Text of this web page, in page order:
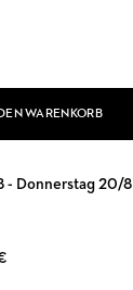
WARENKORB
- Donnerstag 20/8